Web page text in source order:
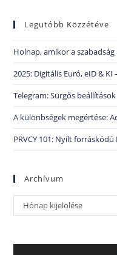
Legutóbb Közzétéve
Holnap, amikor a
2025: Digitális Euró, eID &
Telegram: Sürgős beállítások
A különbségek megértése:
PRVCY 101: Nyílt forráskódú
Archívum
Hónap kijelölése